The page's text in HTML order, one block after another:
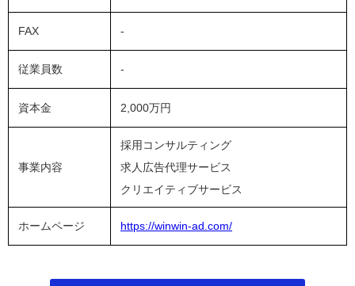
FAX -
従業員数 -
資本金 2,000万円
事業内容
採用コンサルティング
求人広告代理サービス
クリエイティブサービス
ホームページ https://winwin-ad.com/